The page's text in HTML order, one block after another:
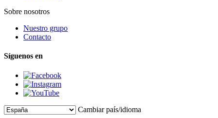
Sobre nosotros
Nuestro grupo
Contacto
Síguenos en
Cambiar país/idioma